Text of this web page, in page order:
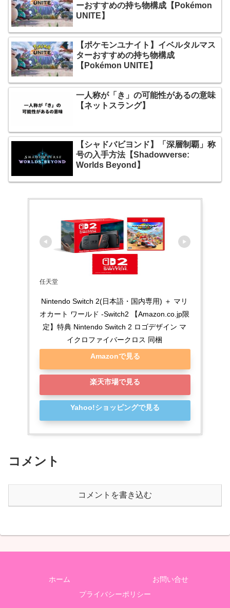
ーおすすめの持ち物構成【Pokémon
UNITE】
【ポケモンユナイト】イベルタルマス
ターおすすめの持ち物構成
【Pokémon UNITE】
一人称が「き」の可能性があるの意味
【ネットスラング】
【シャドバビヨンド】「深層制覇」称
号の入手方法【Shadowverse:
Worlds Beyond】
任天堂
Nintendo Switch 2(日本語・国内専用) ＋ マリ
オカート ワールド -Switch2 【Amazon.co.jp限
定】特典 Nintendo Switch 2 ロゴデザイン マ
イクロファイバークロス 同梱
Amazonで見る
楽天市場で見る
Yahoo!ショッピングで見る
コメント
コメントを書き込む
ホーム
お問い合せ
プライバシーポリシー